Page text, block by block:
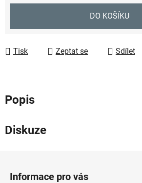
DO KOŠÍKU
Tisk Zeptat se Sdílet
Popis
Diskuze
Informace pro vás